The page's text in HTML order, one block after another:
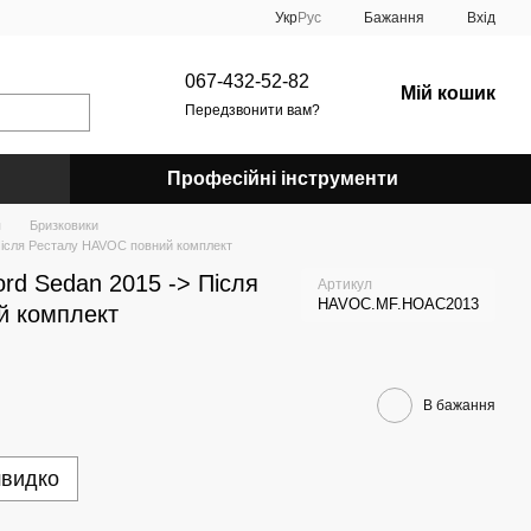
УкрРус Бажання Вхід
067-432-52-82
Передзвонити вам?
Мій кошик
Професійні інструменти
Бризковики
Ресталу HAVOC повний комплект
Sedan 2015 -> Після
комплект
Артикул
HAVOC.MF.HOAC2013
В бажання